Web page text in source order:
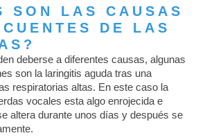
SON LAS CAUSAS
DE LAS
deberse a diferentes causas, algunas
son la laringitis aguda tras una
respiratorias altas. En este caso la
vocales esta algo enrojecida e
altera durante unos días y después se